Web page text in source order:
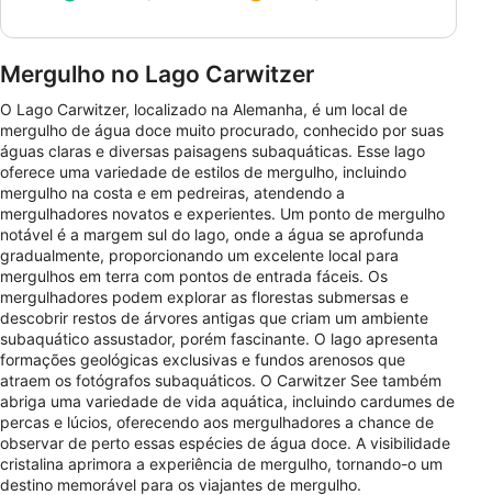
Mergulho no Lago Carwitzer
O Lago Carwitzer, localizado na Alemanha, é um local de
mergulho de água doce muito procurado, conhecido por suas
águas claras e diversas paisagens subaquáticas. Esse lago
oferece uma variedade de estilos de mergulho, incluindo
mergulho na costa e em pedreiras, atendendo a
mergulhadores novatos e experientes. Um ponto de mergulho
notável é a margem sul do lago, onde a água se aprofunda
gradualmente, proporcionando um excelente local para
mergulhos em terra com pontos de entrada fáceis. Os
mergulhadores podem explorar as florestas submersas e
descobrir restos de árvores antigas que criam um ambiente
subaquático assustador, porém fascinante. O lago apresenta
formações geológicas exclusivas e fundos arenosos que
atraem os fotógrafos subaquáticos. O Carwitzer See também
abriga uma variedade de vida aquática, incluindo cardumes de
percas e lúcios, oferecendo aos mergulhadores a chance de
observar de perto essas espécies de água doce. A visibilidade
cristalina aprimora a experiência de mergulho, tornando-o um
destino memorável para os viajantes de mergulho.